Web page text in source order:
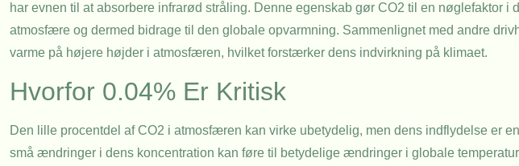
har evnen til at absorbere infrarød stråling. Denne egenskab gør CO2 til en nøglefaktor i
atmosfære og dermed bidrage til den globale opvarmning. Sammenlignet med andre
varme på højere højder i atmosfæren, hvilket forstærker dens indvirkning på klimaet.
Hvorfor 0.04% Er Kritisk
Den lille procentdel af CO2 i atmosfæren kan virke ubetydelig, men dens indflydelse er
små ændringer i dens koncentration kan føre til betydelige ændringer i globale